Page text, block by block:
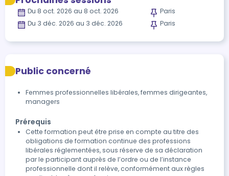
Du 8 oct. 2026 au 8 oct. 2026
Paris
Du 3 déc. 2026 au 3 déc. 2026
Paris
Public concerné
Femmes professionnelles libérales, femmes dirigeantes,
managers
Prérequis
Cette formation peut être prise en compte au titre des
obligations de formation continue des professions
libérales réglementées, sous réserve de sa déclaration
par le participant auprès de l’ordre ou de l’instance
professionnelle dont il relève, conformément aux règles